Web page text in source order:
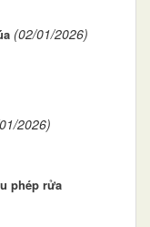
(02/01/2026)
2026)
phép rửa